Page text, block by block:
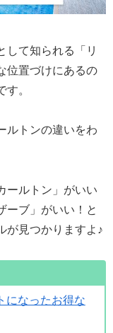
して知られる「リ
位置づけにあるの
。
ルトンの違いをわ
ールトン」がいい
ーブ」がいい！と
が見つかりますよ♪
になったお得な